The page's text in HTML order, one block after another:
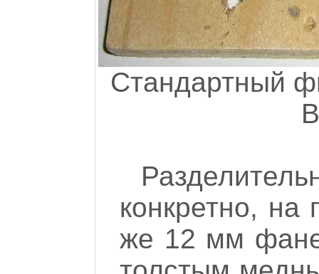
Стандартный
конкретно, на
же 12 мм